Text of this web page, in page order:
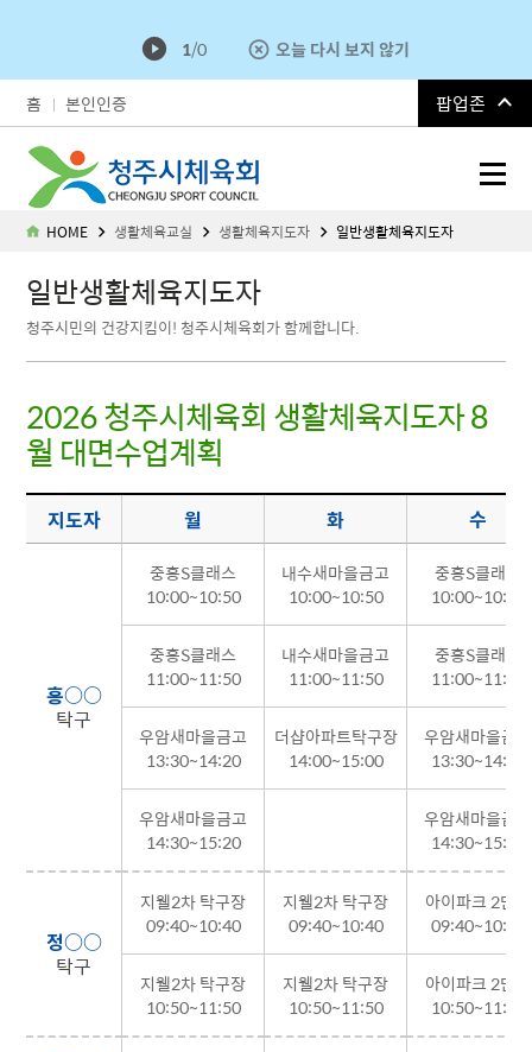
1/0 오늘 다시 보지 않기
청주시체육회
홈 본인인증 팝업존
HOME 생활체육교실 생활체육지도자 일반생활체육지도자
일반생활체육지도자
청주시민의 건강지킴이! 청주시체육회가 함께합니다.
2026 청주시체육회 생활체육지도자 8
월 대면수업계획
지도자 월 화 수
홍○○
탁구
중흥S클래스
10:00~10:50
내수새마을금고
10:00~10:50
중흥S클래스
10:00~10:50
중흥S클래스
11:00~11:50
내수새마을금고
11:00~11:50
중흥S클래스
11:00~11:50
우암새마을금고
13:30~14:20
더샵아파트탁구장
14:00~15:00
우암새마을금고
13:30~14:20
우암새마을금고
14:30~15:20
우암새마을금고
14:30~15:20
정○○
탁구
지웰2차 탁구장
09:40~10:40
지웰2차 탁구장
09:40~10:40
아이파크 2단지
09:40~10:40
지웰2차 탁구장
10:50~11:50
지웰2차 탁구장
10:50~11:50
아이파크 2단지
10:50~11:50